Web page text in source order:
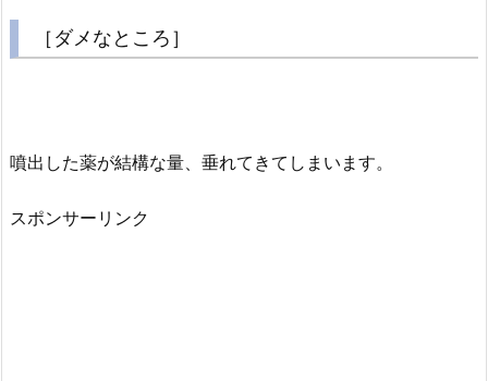
［ダメなところ］
噴出した薬が結構な量、垂れてきてしまいます。
スポンサーリンク